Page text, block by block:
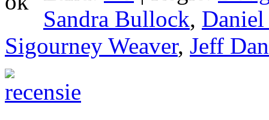
Sandra Bullock,
Sigourney Weaver, Jeff